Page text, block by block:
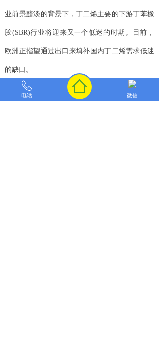
业前景黯淡的背景下，丁二烯主要的下游丁苯橡
胶(SBR)行业将迎来又一个低迷的时期。目前，
欧洲正指望通过出口来填补国内丁二烯需求低迷
的缺口。
上半年，欧洲丁二烯出口价格曾跌至50美元/
电话 微信